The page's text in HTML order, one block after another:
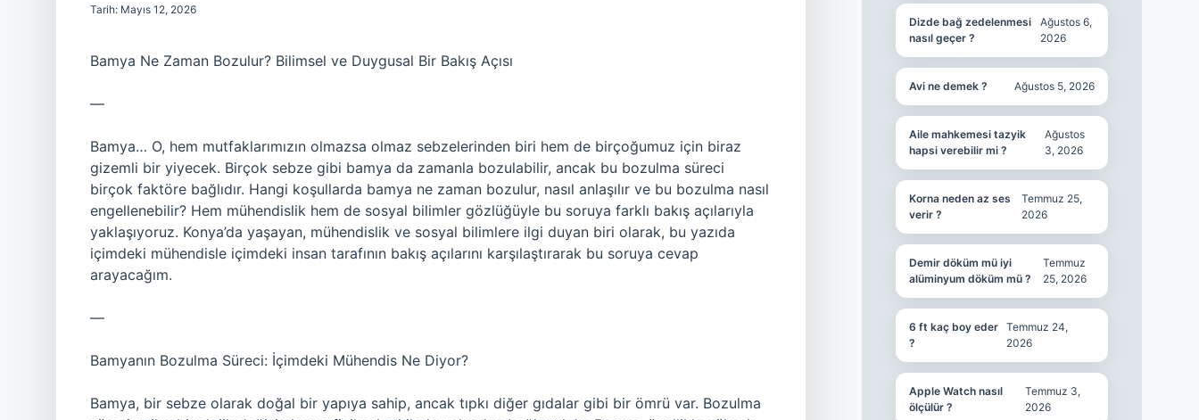
Tarih: Mayıs 12, 2026
Bamya Ne Zaman Bozulur? Bilimsel ve Duygusal Bir Bakış Açısı
—
Bamya… O, hem mutfaklarımızın olmazsa olmaz sebzelerinden biri hem de birçoğumuz için biraz
gizemli bir yiyecek. Birçok sebze gibi bamya da zamanla bozulabilir, ancak bu bozulma süreci
birçok faktöre bağlıdır. Hangi koşullarda bamya ne zaman bozulur, nasıl anlaşılır ve bu bozulma nasıl
engellenebilir? Hem mühendislik hem de sosyal bilimler gözlüğüyle bu soruya farklı bakış açılarıyla
yaklaşıyoruz. Konya’da yaşayan, mühendislik ve sosyal bilimlere ilgi duyan biri olarak, bu yazıda
içimdeki mühendisle içimdeki insan tarafının bakış açılarını karşılaştırarak bu soruya cevap
arayacağım.
—
Bamyanın Bozulma Süreci: İçimdeki Mühendis Ne Diyor?
Bamya, bir sebze olarak doğal bir yapıya sahip, ancak tıpkı diğer gıdalar gibi bir ömrü var. Bozulma
Dizde bağ zedelenmesi
nasıl geçer ?
Ağustos 6,
2026
Avi ne demek ? Ağustos 5, 2026
Aile mahkemesi tazyik
hapsi verebilir mi ?
Ağustos
3, 2026
Korna neden az ses
verir ?
Temmuz 25,
2026
Demir döküm mü iyi
alüminyum döküm mü ?
Temmuz
25, 2026
6 ft kaç boy eder
?
Temmuz 24,
2026
Apple Watch nasıl
ölçülür ?
Temmuz 3,
2026